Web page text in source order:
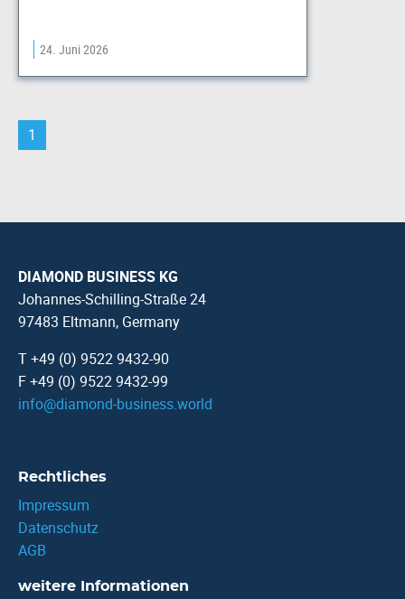
24. Juni 2026
1
DIAMOND BUSINESS KG
Johannes-Schilling-Straße 24
97483 Eltmann, Germany
T +49 (0) 9522 9432-90
F +49 (0) 9522 9432-99
info@diamond-business.world
Rechtliches
Impressum
Datenschutz
AGB
weitere Informationen